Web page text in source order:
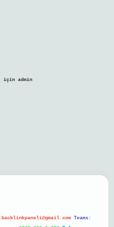
için admin
backlinkpaneli@gmail.com Teams: